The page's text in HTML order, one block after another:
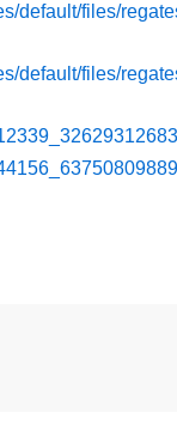
default/files/
default/files/